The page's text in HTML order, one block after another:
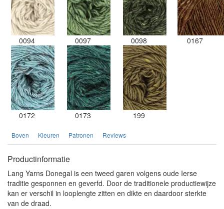
0094 0097 0098 0167
0172 0173 199
Boven Kleuren Patronen Reviews
Productinformatie
Lang Yarns Donegal is een tweed garen volgens oude Ierse
traditie gesponnen en geverfd. Door de traditionele productiewijze
kan er verschil in looplengte zitten en dikte en daardoor sterkte
van de draad.